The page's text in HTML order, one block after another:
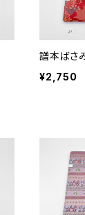
譜本ばさ
¥2,750